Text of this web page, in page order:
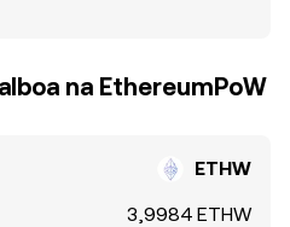
na EthereumPoW
ETHW
3,9984 ETHW